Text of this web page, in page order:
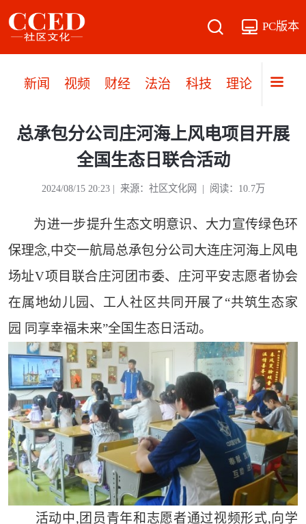
PC版本
新闻 视频 财经 法治 科技 理论 党建
总承包分公司庄河海上风电项目开展
全国生态日联合活动
2024/08/15 20:23 | 来源：社区文化网 | 阅读：10.7万
为进一步提升生态文明意识、大力宣传绿色环
保理念,中交一航局总承包分公司大连庄河海上风电
场址V项目联合庄河团市委、庄河平安志愿者协会
在属地幼儿园、工人社区共同开展了“共筑生态家
园 同享幸福未来”全国生态日活动。
活动中,团员青年和志愿者通过视频形式,向学